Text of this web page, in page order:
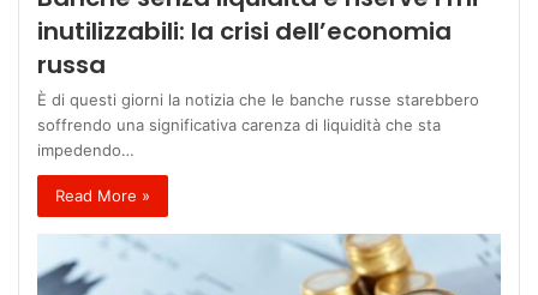
inutilizzabili: la crisi dell’economia
russa
È di questi giorni la notizia che le banche russe starebbero
soffrendo una significativa carenza di liquidità che sta
impedendo…
Read More »